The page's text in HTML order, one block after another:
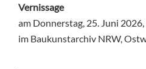
Vernissage
am Donnerstag, 25. Juni
im Baukunstarchiv NRW,